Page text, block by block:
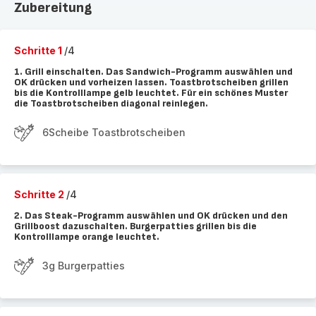
Zubereitung
Schritte 1 /4
1. Grill einschalten. Das Sandwich-Programm auswählen und
OK drücken und vorheizen lassen. Toastbrotscheiben grillen
bis die Kontrolllampe gelb leuchtet. Für ein schönes Muster
die Toastbrotscheiben diagonal reinlegen.
6Scheibe Toastbrotscheiben
Schritte 2 /4
2. Das Steak-Programm auswählen und OK drücken und den
Grillboost dazuschalten. Burgerpatties grillen bis die
Kontrolllampe orange leuchtet.
3g Burgerpatties